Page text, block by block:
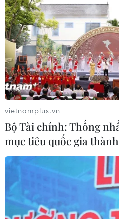
vietnamplus.vn
Bộ Tài chính: Thống
mục tiêu quốc gia